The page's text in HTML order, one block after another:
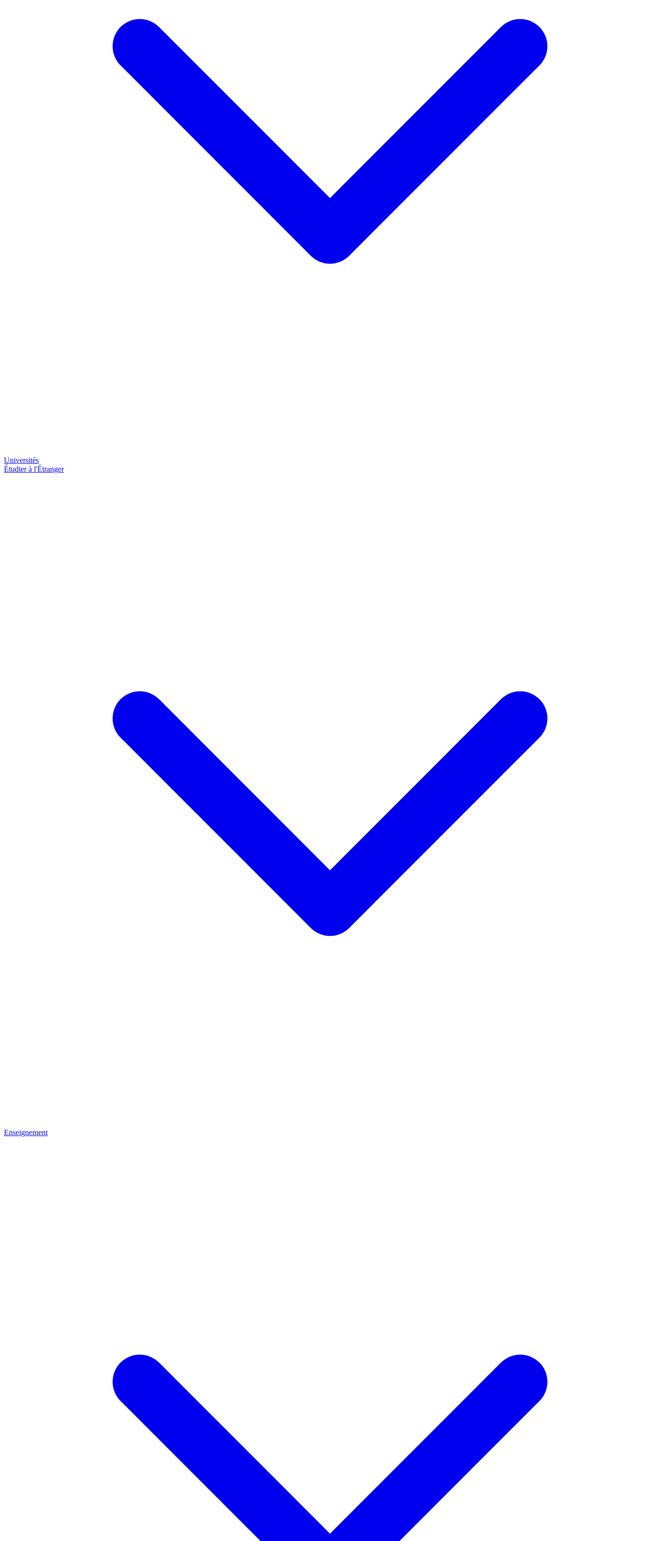
Universités
Étudier à l'Étranger
Enseignement